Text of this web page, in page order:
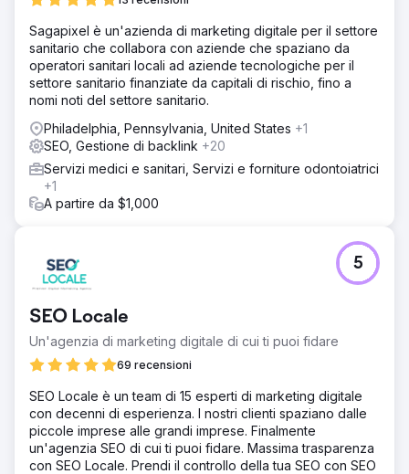
Sagapixel è un'azienda di marketing digitale per il settore
sanitario che collabora con aziende che spaziano da
operatori sanitari locali ad aziende tecnologiche per il
settore sanitario finanziate da capitali di rischio, fino a
nomi noti del settore sanitario.
Philadelphia, Pennsylvania, United States +1
SEO, Gestione di backlink +20
Servizi medici e sanitari, Servizi e forniture odontoiatrici
+1
A partire da $1,000
SEO Locale
Un'agenzia di marketing digitale di cui ti puoi fidare
69 recensioni
5
SEO Locale è un team di 15 esperti di marketing digitale
con decenni di esperienza. I nostri clienti spaziano dalle
piccole imprese alle grandi imprese. Finalmente
un'agenzia SEO di cui ti puoi fidare. Massima trasparenza
con SEO Locale. Prendi il controllo della tua SEO con SEO